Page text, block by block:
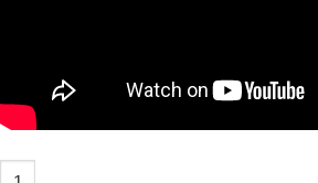
Trăng Sáng Đôi Miền số lượng